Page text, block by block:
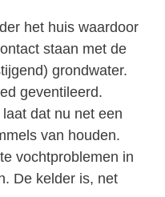
het huis waardoor
staan met de
grondwater.
geventileerd.
dat nu net een
van houden.
vochtproblemen in
De kelder is, net